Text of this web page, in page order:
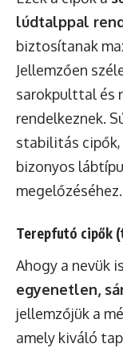
lúdtalppal
biztosítanak
Jellemzően
sarokpulttal és
rendelkeznek.
stabilitás
bizonyos
megelőzéséhez.
Terepfutó cipők
Ahogy a nevük
egyenetlen,
jellemzőjük a
amely kiváló